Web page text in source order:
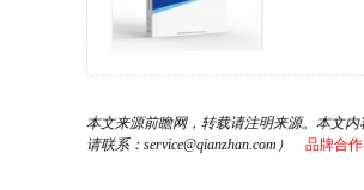
本文来源前瞻网，转载请注明来源。本文
请联系：service@qianzhan.com） 品牌合作